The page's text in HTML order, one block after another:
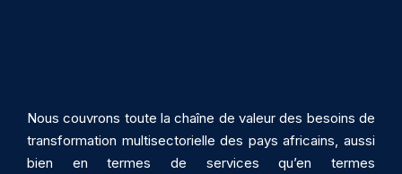
Nous couvrons toute la chaîne de valeur des besoins de
transformation multisectorielle des pays africains, aussi
bien en termes de services qu’en termes